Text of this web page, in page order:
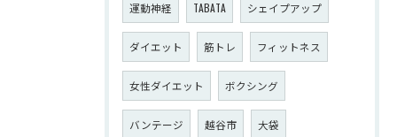
運動神経 TABATA シェイプアップ
ダイエット 筋トレ フィットネス
女性ダイエット ボクシング
バンテージ 越谷市 大袋